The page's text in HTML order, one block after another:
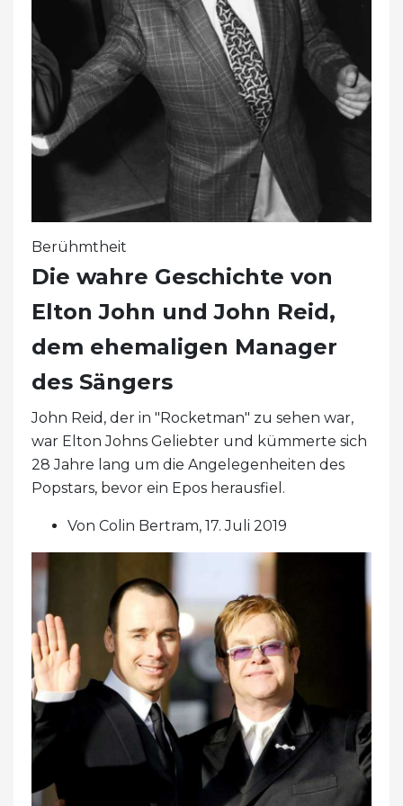
Berühmtheit
Die wahre Geschichte von
Elton John und John Reid,
dem ehemaligen Manager
des Sängers
John Reid, der in "Rocketman" zu sehen war,
war Elton Johns Geliebter und kümmerte sich
28 Jahre lang um die Angelegenheiten des
Popstars, bevor ein Epos herausfiel.
Von Colin Bertram, 17. Juli 2019